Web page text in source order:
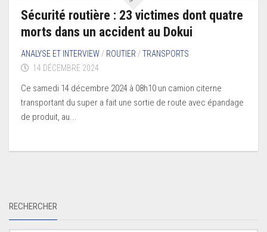
Sécurité routière : 23 victimes dont quatre
morts dans un accident au Dokui
ANALYSE ET INTERVIEW / ROUTIER /TRANSPORTS
14 DÉCEMBRE 2024
Ce samedi 14 décembre 2024 à 08h10 un camion citerne
transportant du super a fait une sortie de route avec épandage
de produit, au...
RECHERCHER